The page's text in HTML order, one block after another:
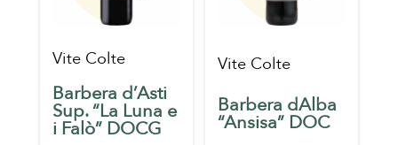
Vite Colte
Barbera d’Asti
Sup. “La Luna e
i Falò” DOCG
Vite Colte
Barbera dAlba
“Ansisa” DOC